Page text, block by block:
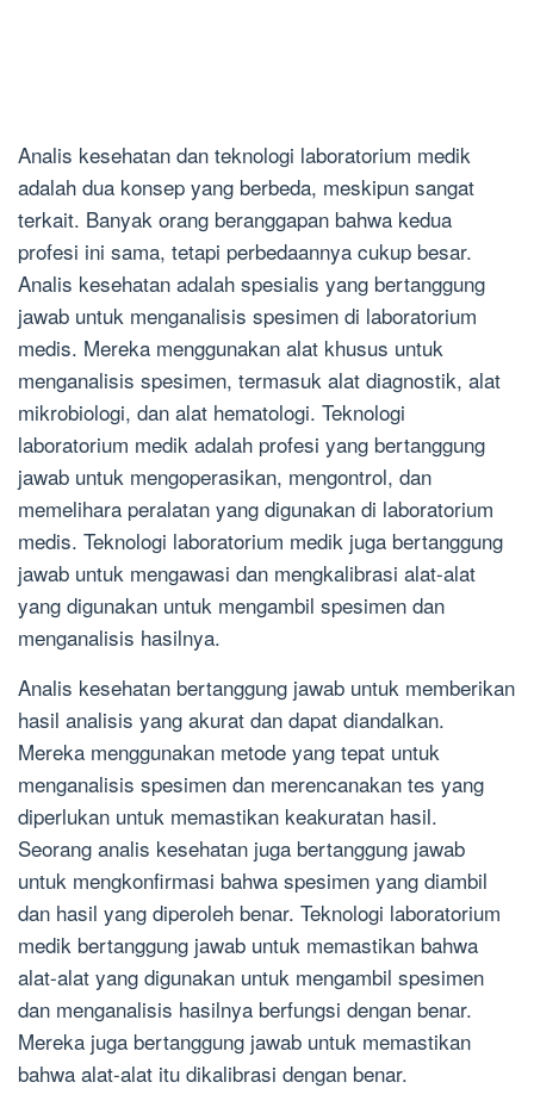
Analis kesehatan dan teknologi laboratorium medik
adalah dua konsep yang berbeda, meskipun sangat
terkait. Banyak orang beranggapan bahwa kedua
profesi ini sama, tetapi perbedaannya cukup besar.
Analis kesehatan adalah spesialis yang bertanggung
jawab untuk menganalisis spesimen di laboratorium
medis. Mereka menggunakan alat khusus untuk
menganalisis spesimen, termasuk alat diagnostik, alat
mikrobiologi, dan alat hematologi. Teknologi
laboratorium medik adalah profesi yang bertanggung
jawab untuk mengoperasikan, mengontrol, dan
memelihara peralatan yang digunakan di laboratorium
medis. Teknologi laboratorium medik juga bertanggung
jawab untuk mengawasi dan mengkalibrasi alat-alat
yang digunakan untuk mengambil spesimen dan
menganalisis hasilnya.
Analis kesehatan bertanggung jawab untuk memberikan
hasil analisis yang akurat dan dapat diandalkan.
Mereka menggunakan metode yang tepat untuk
menganalisis spesimen dan merencanakan tes yang
diperlukan untuk memastikan keakuratan hasil.
Seorang analis kesehatan juga bertanggung jawab
untuk mengkonfirmasi bahwa spesimen yang diambil
dan hasil yang diperoleh benar. Teknologi laboratorium
medik bertanggung jawab untuk memastikan bahwa
alat-alat yang digunakan untuk mengambil spesimen
dan menganalisis hasilnya berfungsi dengan benar.
Mereka juga bertanggung jawab untuk memastikan
bahwa alat-alat itu dikalibrasi dengan benar.